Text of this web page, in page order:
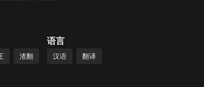
渣翻
语言
汉语 翻译